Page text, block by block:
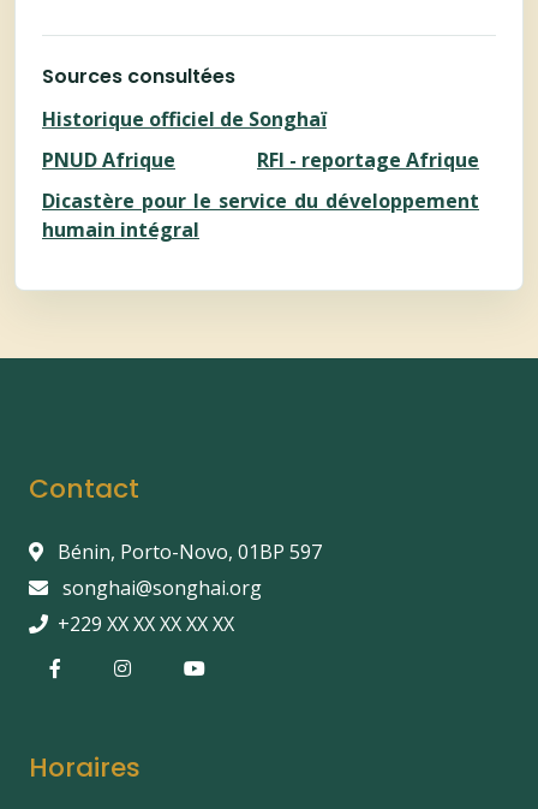
Sources consultées
Historique officiel de Songhaï
PNUD Afrique
RFI - reportage Afrique
Dicastère pour le service du développement
humain intégral
Contact
Bénin, Porto-Novo, 01BP 597
songhai@songhai.org
+229 XX XX XX XX XX
Horaires